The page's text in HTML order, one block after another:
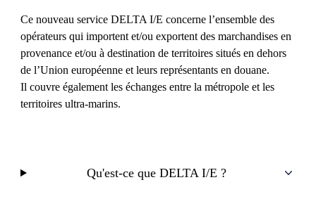
Ce nouveau service DELTA I/E concerne l’ensemble des
opérateurs qui importent et/ou exportent des marchandises en
provenance et/ou à destination de territoires situés en dehors
de l’Union européenne et leurs représentants en douane.
Il couvre également les échanges entre la métropole et les
territoires ultra-marins.
Qu'est-ce que DELTA I/E ?